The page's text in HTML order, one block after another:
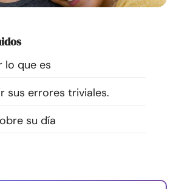
lo que es
sus errores triviales.
su día